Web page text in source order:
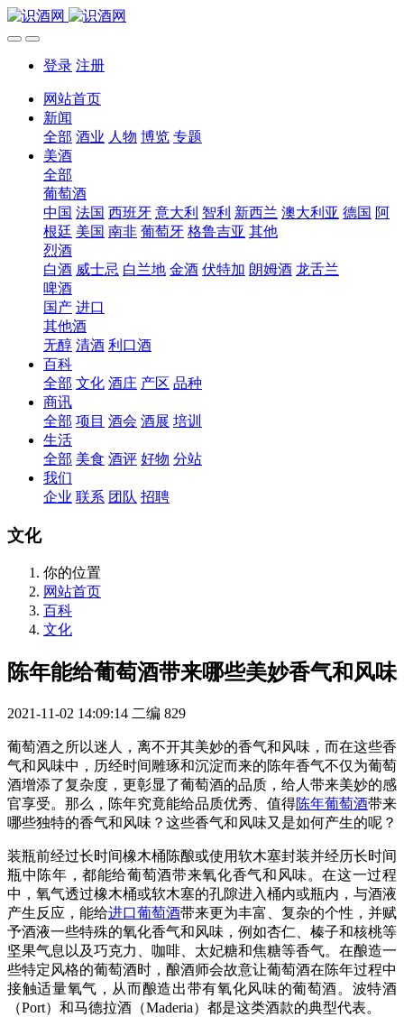
登录 注册
网站首页
新闻
全部 酒业 人物 博览 专题
美酒
全部
葡萄酒
中国 法国 西班牙 意大利 智利 新西兰 澳大利亚 德国 阿
根廷 美国 南非 葡萄牙 格鲁吉亚 其他
烈酒
白酒 威士忌 白兰地 金酒 伏特加 朗姆酒 龙舌兰
啤酒
国产 进口
其他酒
无醇 清酒 利口酒
百科
全部 文化 酒庄 产区 品种
商讯
全部 项目 酒会 酒展 培训
生活
全部 美食 酒评 好物 分站
我们
企业 联系 团队 招聘
文化
你的位置
网站首页
百科
文化
陈年能给葡萄酒带来哪些美妙香气和风味
2021-11-02 14:09:14 二编 829
葡萄酒之所以迷人，离不开其美妙的香气和风味，而在这些香
气和风味中，历经时间雕琢和沉淀而来的陈年香气不仅为葡萄
酒增添了复杂度，更彰显了葡萄酒的品质，给人带来美妙的感
官享受。那么，陈年究竟能给品质优秀、值得陈年葡萄酒带来
哪些独特的香气和风味？这些香气和风味又是如何产生的呢？
装瓶前经过长时间橡木桶陈酿或使用软木塞封装并经历长时间
瓶中陈年，都能给葡萄酒带来氧化香气和风味。在这一过程
中，氧气透过橡木桶或软木塞的孔隙进入桶内或瓶内，与酒液
产生反应，能给进口葡萄酒带来更为丰富、复杂的个性，并赋
予酒液一些特殊的氧化香气和风味，例如杏仁、榛子和核桃等
坚果气息以及巧克力、咖啡、太妃糖和焦糖等香气。在酿造一
些特定风格的葡萄酒时，酿酒师会故意让葡萄酒在陈年过程中
接触适量氧气，从而酿造出带有氧化风味的葡萄酒。波特酒
（Port）和马德拉酒（Maderia）都是这类酒款的典型代表。